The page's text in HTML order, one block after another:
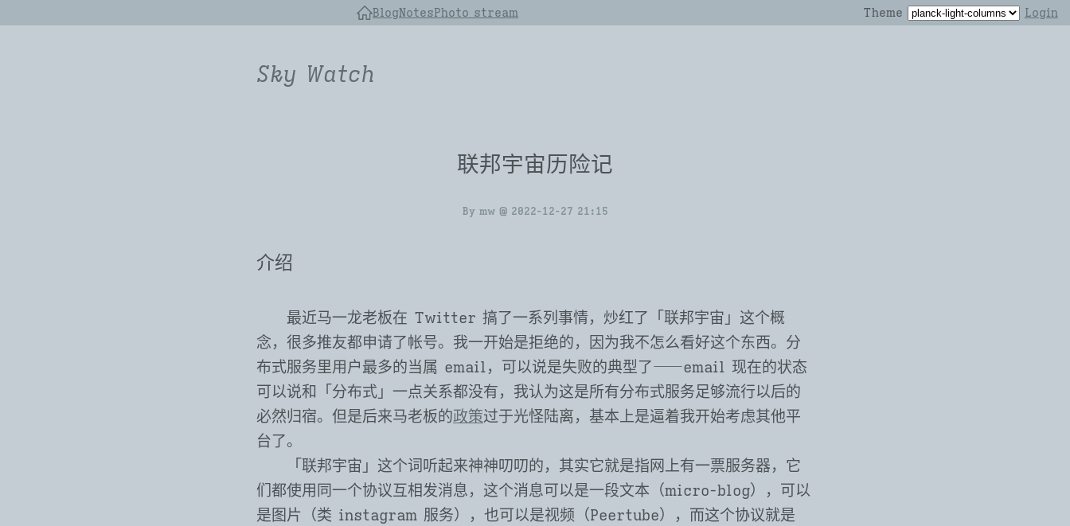
BlogNotesPhoto stream Theme Login
Sky Watch
联邦宇宙历险记
By mw@2022-12-27 21:15
介绍
最近马一龙老板在 Twitter 搞了一系列事情，炒红了「联邦宇宙」这个概
念，很多推友都申请了帐号。我一开始是拒绝的，因为我不怎么看好这个东西。分
布式服务里用户最多的当属 email，可以说是失败的典型了⸺email 现在的状态
可以说和「分布式」一点关系都没有，我认为这是所有分布式服务足够流行以后的
必然归宿。但是后来马老板的政策过于光怪陆离，基本上是逼着我开始考虑其他平
台了。
「联邦宇宙」这个词听起来神神叨叨的，其实它就是指网上有一票服务器，它
们都使用同一个协议互相发消息，这个消息可以是一段文本（micro-blog），可以
是图片（类 instagram 服务），也可以是视频（Peertube），而这个协议就是